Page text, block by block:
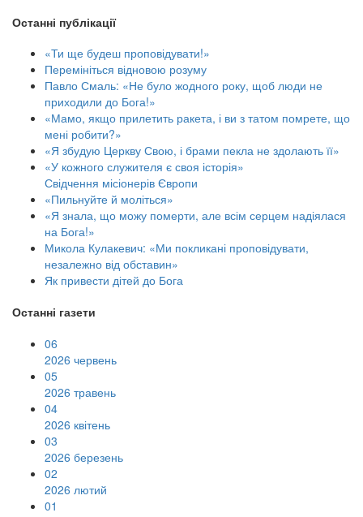
Останні публікації
«Ти ще будеш проповідувати!»
Перемініться відновою розуму
Павло Смаль: «Не було жодного року, щоб люди не
приходили до Бога!»
«Мамо, якщо прилетить ракета, і ви з татом помрете, що
мені робити?»
«Я збудую Церкву Свою, і брами пекла не здолають її»
«У кожного служителя є своя історія»
Свідчення місіонерів Європи
«Пильнуйте й моліться»
«Я знала, що можу померти, але всім серцем надіялася
на Бога!»
Микола Кулакевич: «Ми покликані проповідувати,
незалежно від обставин»
Як привести дітей до Бога
Останні газети
06
2026 червень
05
2026 травень
04
2026 квітень
03
2026 березень
02
2026 лютий
01